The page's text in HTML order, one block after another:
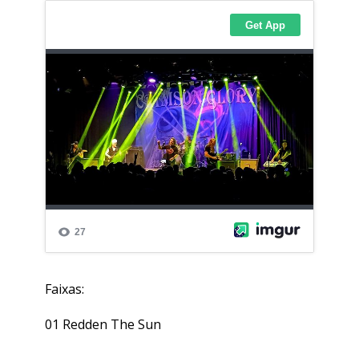
Faixas:
01 Redden The Sun